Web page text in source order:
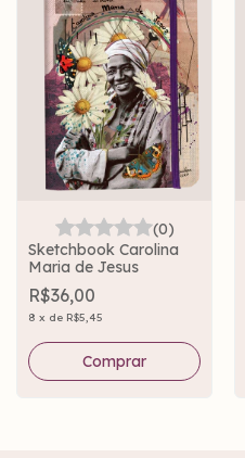
(0)
Sketchbook Carolina
Maria de Jesus
R$36,00
8 x de R$5,45